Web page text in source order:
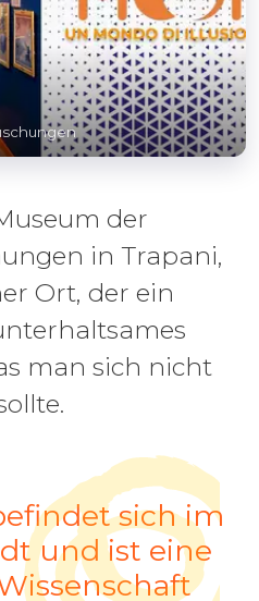
der
in Trapani,
Ort, der ein
man sich nicht
sich im
und ist eine